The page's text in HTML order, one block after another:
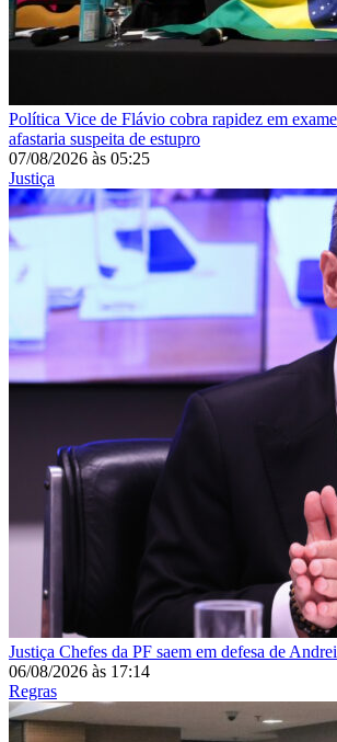
Política Vice de Flávio cobra rapidez em
afastaria suspeita de estupro
07/08/2026 às 05:25
Justiça
Justiça Chefes da PF saem em defesa de
06/08/2026 às 17:14
Regras